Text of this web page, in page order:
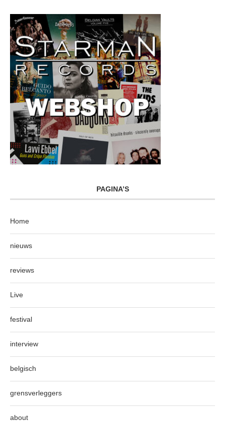
PAGINA’S
Home
nieuws
reviews
Live
festival
interview
belgisch
grensverleggers
about